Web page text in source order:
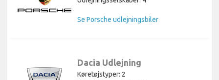
Se Porsche udlejningsbiler
Dacia Udlejning
Køretøjstyper: 2